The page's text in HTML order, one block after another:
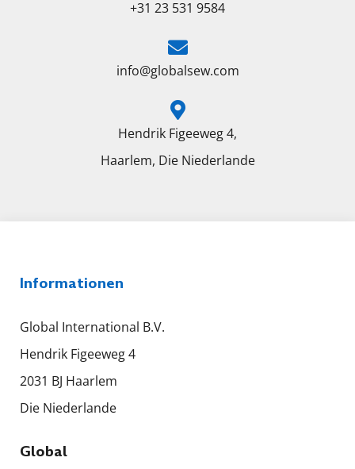
+31 23 531 9584
info@globalsew.com
Hendrik Figeeweg 4,
Haarlem, Die Niederlande
Informationen
Global International B.V.
Hendrik Figeeweg 4
2031 BJ Haarlem
Die Niederlande
Global